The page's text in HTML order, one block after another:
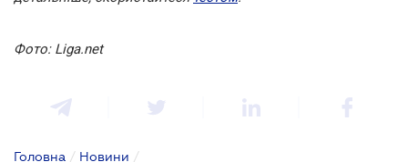
Фото: Liga.net
Головна / Новини /